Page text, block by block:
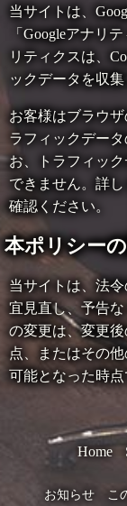
当サイトは、
「Googleアナリ
リティクスは、
ックデータを収集
お客様はブラウ
ラフィックデー
お、トラフィッ
できません。詳
確認ください。
本ポリシー
当サイトは、法
宜見直し、予告
の変更は、変更
点、またはその
可能となった時点
Home
お知らせ こ